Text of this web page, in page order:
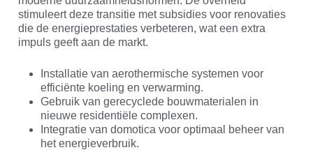
stimuleert deze transitie met subsidies voor renovaties
die de energieprestaties verbeteren, wat een extra
impuls geeft aan de markt.
Installatie van aerothermische systemen voor
efficiënte koeling en verwarming.
Gebruik van gerecyclede bouwmaterialen in
nieuwe residentiële complexen.
Integratie van domotica voor optimaal beheer van
het energieverbruik.